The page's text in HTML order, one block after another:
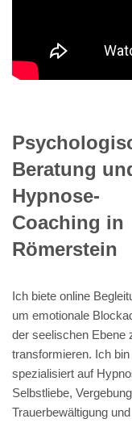
Beratung
Hypnose-
Coaching in
Römerstein
Ich biete online
um emotionale
der seelischen Ebene
transformieren. Ich bin
spezialisiert auf
Selbstliebe,
Trauerbewältigung und